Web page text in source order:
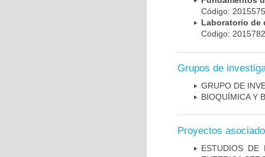
Código:
Laboratorio de
Código:
Grupos de
GRUPO DE
BIOQUÍMICA Y
Proyectos
ESTUDIOS DE